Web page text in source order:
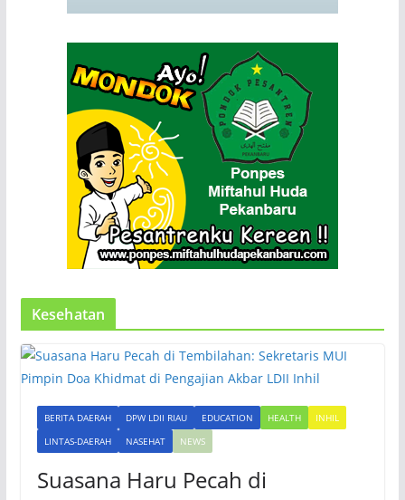
Kesehatan
BERITA DAERAH DPW LDII RIAU EDUCATION HEALTH
INHIL
LINTAS-DAERAH
NASEHAT NEWS
Suasana Haru Pecah di